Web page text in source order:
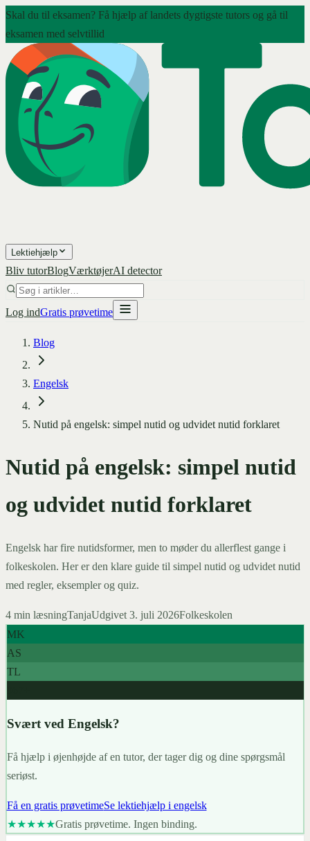
Skal du til eksamen? Få hjælp af landets dygtigste tutors og gå til
eksamen med selvtillid
Lektiehjælp
Bliv tutorBlogVærktøjerAI detector
Log indGratis prøvetime
Blog
Engelsk
Nutid på engelsk: simpel nutid og udvidet nutid forklaret
Nutid på engelsk: simpel nutid
og udvidet nutid forklaret
Engelsk har fire nutidsformer, men to møder du allerflest gange i
folkeskolen. Her er den klare guide til simpel nutid og udvidet nutid
med regler, eksempler og quiz.
4 min læsningTanjaUdgivet 3. juli 2026Folkeskolen
MK
AS
TL
Svært ved Engelsk?
Få hjælp i øjenhøjde af en tutor, der tager dig og dine spørgsmål
seriøst.
Få en gratis prøvetimeSe lektiehjælp i engelsk
★★★★★Gratis prøvetime. Ingen binding.